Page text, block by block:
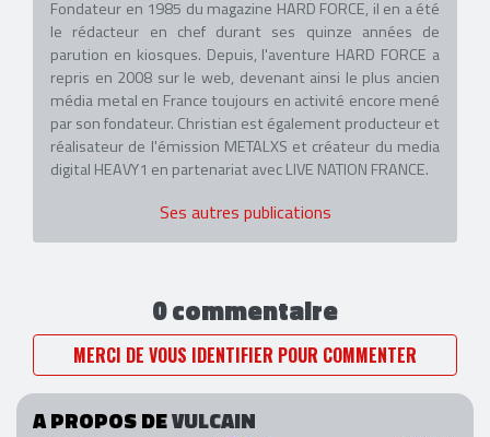
Fondateur en 1985 du magazine HARD FORCE, il en a été
le rédacteur en chef durant ses quinze années de
parution en kiosques. Depuis, l'aventure HARD FORCE a
repris en 2008 sur le web, devenant ainsi le plus ancien
média metal en France toujours en activité encore mené
par son fondateur. Christian est également producteur et
réalisateur de l'émission METALXS et créateur du media
digital HEAVY1 en partenariat avec LIVE NATION FRANCE.
Ses autres publications
0 commentaire
MERCI DE VOUS IDENTIFIER POUR COMMENTER
A PROPOS DEVULCAIN